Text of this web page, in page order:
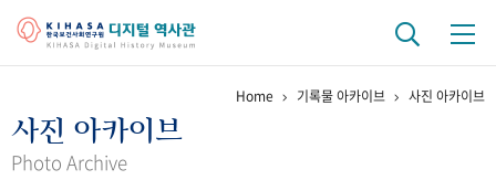
걸어온 길 기관 변천사
Home 기록물 아카이브 사진 아카이브
사진 아카이브
Photo Archive